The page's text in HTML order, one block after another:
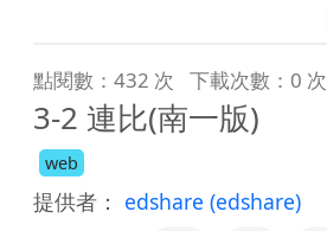
點閱數：432 次 下載次數：0 次
3-2 連比(南一版)
web
提供者： edshare (edshare)